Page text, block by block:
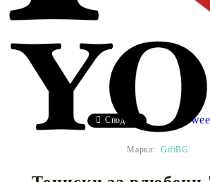
Сподели
Марка: GiftBG